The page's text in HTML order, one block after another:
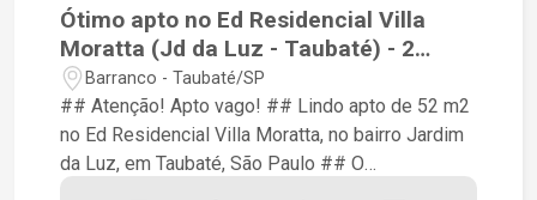
Ótimo apto no Ed Residencial Villa
Moratta (Jd da Luz - Taubaté) - 2
quartos / 1 vaga / aceita
financiamento
Barranco - Taubaté/SP
## Atenção! Apto vago! ## Lindo apto de 52 m2
no Ed Residencial Villa Moratta, no bairro Jardim
da Luz, em Taubaté, São Paulo ## O